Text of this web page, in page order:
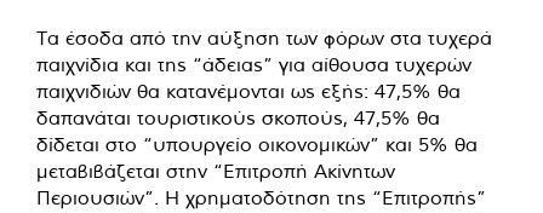
Τα έσοδα από την αύξηση των φόρων στα τυχερά
παιχνίδια και της “άδειας” για αίθουσα τυχερών
παιχνιδιών θα κατανέμονται ως εξής: 47,5% θα
δαπανάται τουριστικούς σκοπούς, 47,5% θα
δίδεται στο “υπουργείο οικονομικών” και 5% θα
μεταβιβάζεται στην “Επιτροπή Ακίνητων
Περιουσιών”. Η χρηματοδότηση της “Επιτροπής”